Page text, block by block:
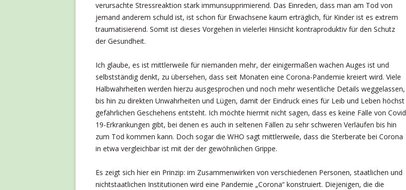
verursachte Stressreaktion stark immunsupprimierend. Das Einreden, dass man am Tod von
jemand anderem schuld ist, ist schon für Erwachsene kaum erträglich, für Kinder ist es extrem
traumatisierend. Somit ist dieses Vorgehen in vielerlei Hinsicht kontraproduktiv für den Schutz
der Gesundheit.
Ich glaube, es ist mittlerweile für niemanden mehr, der einigermaßen wachen Auges ist und
selbstständig denkt, zu übersehen, dass seit Monaten eine Corona-Pandemie kreiert wird. Viele
Halbwahrheiten werden hierzu ausgesprochen und noch mehr wesentliche Details weggelassen,
bis hin zu direkten Unwahrheiten und Lügen, damit der Eindruck eines für Leib und Leben höchst
gefährlichen Geschehens entsteht. Ich möchte hiermit nicht sagen, dass es keine Fälle von Covid
19-Erkrankungen gibt, bei denen es auch in seltenen Fällen zu sehr schweren Verläufen bis hin
zum Tod kommen kann. Doch sogar die WHO sagt mittlerweile, dass die Sterberate bei Corona
in etwa vergleichbar ist mit der der gewöhnlichen Grippe.
Es zeigt sich hier ein Prinzip: im Zusammenwirken von verschiedenen Personen, staatlichen und
nichtstaatlichen Institutionen wird eine Pandemie „Corona“ konstruiert. Diejenigen, die die